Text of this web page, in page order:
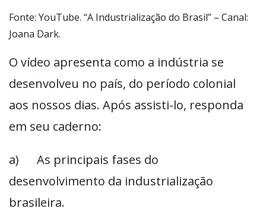
Fonte: YouTube. “A Industrialização do Brasil” – Canal:
Joana Dark.
O vídeo apresenta como a indústria se
desenvolveu no país, do período colonial
aos nossos dias. Após assisti-lo, responda
em seu caderno:
a) As principais fases do
desenvolvimento da industrialização
brasileira.